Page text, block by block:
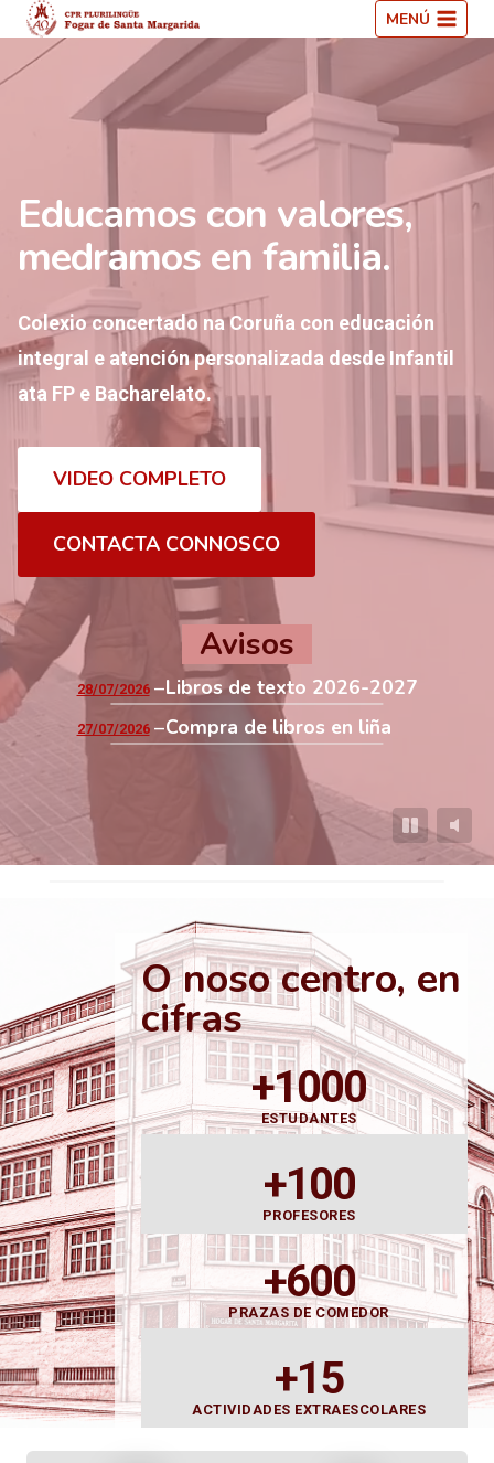
Saltar
ao
contido
MENÚ
Educamos con valores,
medramos en familia.
Colexio concertado na Coruña con educación
integral e atención personalizada desde Infantil
ata FP e Bacharelato.
VIDEO COMPLETO
CONTACTA CONNOSCO
Avisos
28/07/2026 Libros de texto 2026-2027
27/07/2026 Compra de libros en liña
O noso centro, en
cifras
+1000
ESTUDANTES
+100
PROFESORES
+600
PRAZAS DE COMEDOR
+15
ACTIVIDADES EXTRAESCOLARES